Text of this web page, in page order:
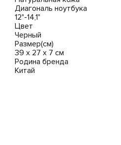
Диагональ ноутбука
12"-14,1"
Цвет
Черный
Размер(см)
39 х 27 х 7 см
Родина бренда
Китай